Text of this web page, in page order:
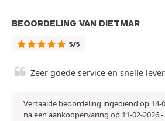
BEOORDELING VAN DIETMAR
5/5
Zeer goede service en snelle
Vertaalde beoordeling ingediend op 14-
na een aankoopervaring op 11-02-2026-